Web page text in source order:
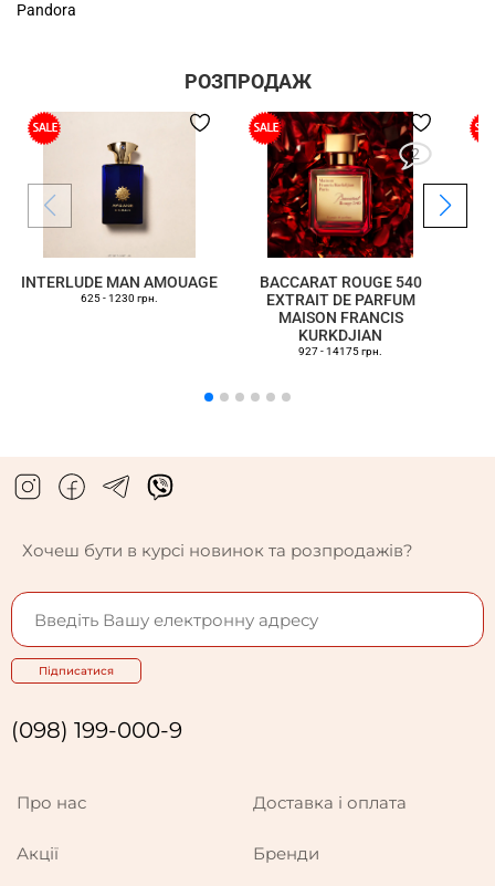
Pandora
РОЗПРОДАЖ
INTERLUDE MAN AMOUAGE
625 - 1230 грн.
2
BACCARAT ROUGE 540
EXTRAIT DE PARFUM
MAISON FRANCIS
KURKDJIAN
927 - 14175 грн.
Хочеш бути в курсі новинок та розпродажів?
Підписатися
(098) 199-000-9
Про нас Доставка і оплата
Акції Бренди